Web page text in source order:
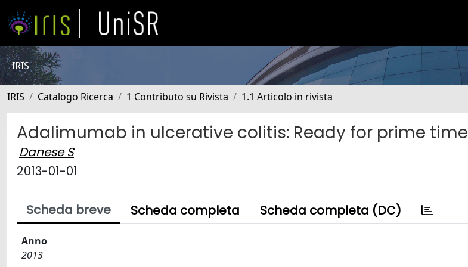
IRIS
IRIS Catalogo Ricerca 1 Contributo su Rivista 1.1 Articolo in rivista
Adalimumab in ulcerative colitis: Ready for prime time
Danese S
2013-01-01
Scheda breve Scheda completa Scheda completa (DC)
Anno
2013